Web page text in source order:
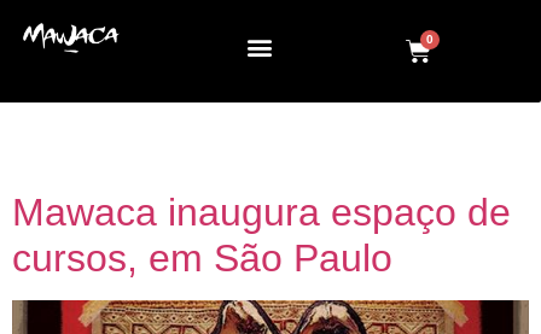
0
Mawaca inaugura espaço de
cursos, em São Paulo